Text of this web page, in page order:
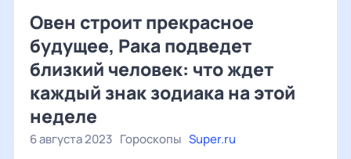
Овен строит прекрасное
будущее, Рака подведет
близкий человек: что ждет
каждый знак зодиака на этой
неделе
6 августа 2023 Гороскопы Super.ru